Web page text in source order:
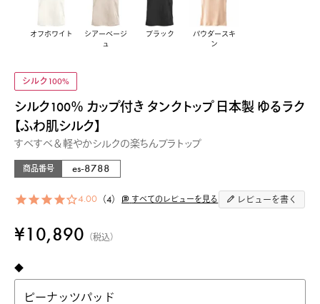
オフホワイト
シアーベージ
ュ
ブラック
パウダースキ
ン
シルク100%
すべすべ＆軽やかシルクの楽ちんブラトップ
シルク100％ カップ付き タンクトップ 日本製 ゆるラク
【ふわ肌シルク】
商品番号 es-8788
4.00 4 すべてのレビューを見る レビューを書く
¥10,890 税込
◆